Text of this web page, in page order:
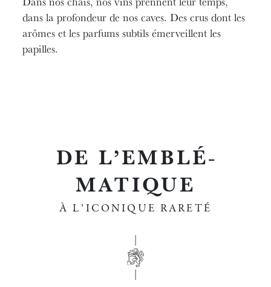
dans la profondeur de nos caves. Des crus dont les
arômes et les parfums subtils émerveillent les
papilles.
DE L’EMBLÉ­
MATIQUE
À L’ICONIQUE RARETÉ